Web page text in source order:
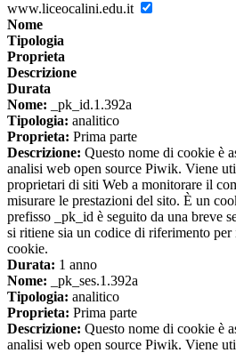
www.liceocalini.edu.it
Nome
Tipologia
Proprieta
Descrizione
Durata
Nome: _pk_id.1.392a
Tipologia: analitico
Proprieta: Prima parte
Descrizione: Questo nome di cookie è
analisi web open source Piwik. Viene
proprietari di siti Web a monitorare il
misurare le prestazioni del sito. È un
prefisso _pk_id è seguito da una breve
si ritiene sia un codice di riferimento
cookie.
Durata: 1 anno
Nome: _pk_ses.1.392a
Tipologia: analitico
Proprieta: Prima parte
Descrizione: Questo nome di cookie è
analisi web open source Piwik. Viene